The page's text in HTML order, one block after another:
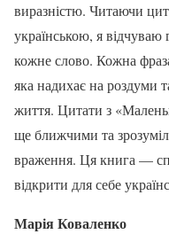
виразністю. Читаючи
українською, я
кожне слово. Кожна
яка надихає на роздуми
життя. Цитати з
ще ближчими та
враження. Ця книга —
відкрити для себе
Марія Коваленко